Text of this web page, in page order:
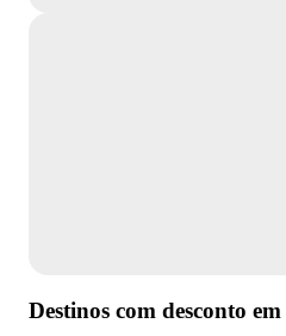
Destinos com desconto em